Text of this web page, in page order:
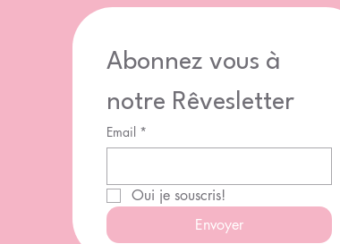
Abonnez vous à
notre Rêvesletter
Email *
Oui je souscris!
Envoyer